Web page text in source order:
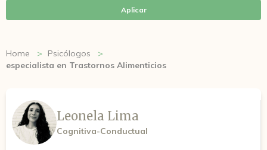
Aplicar
Home
Psicólogos
especialista en Trastornos Alimenticios
Leonela Lima
Cognitiva-Conductual